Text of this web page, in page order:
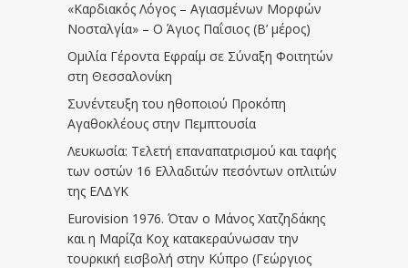
«Καρδιακός Λόγος – Αγιασμένων Μορφών
Νοσταλγία» – Ο Άγιος Παΐσιος (Β’ μέρος)
Ομιλία Γέροντα Εφραίμ σε Σύναξη Φοιτητών
στη Θεσσαλονίκη
Συνέντευξη του ηθοποιού Προκόπη
Αγαθοκλέους στην Πεμπτουσία
Λευκωσία: Τελετή επαναπατρισμού και ταφής
των οστών 16 Ελλαδιτών πεσόντων οπλιτών
της ΕΛΔΥΚ
Eurovision 1976. Όταν ο Μάνος Χατζηδάκης
και η Μαρίζα Κοχ κατακεραύνωσαν την
τουρκική εισβολή στην Κύπρο (Γεώργιος